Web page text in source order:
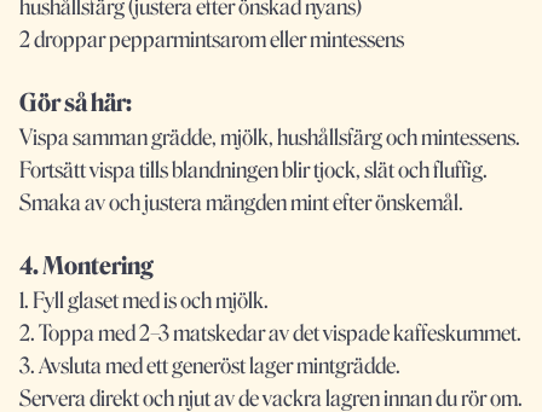
hushållsfärg (justera efter önskad nyans)
2 droppar pepparmintsarom eller mintessens
Gör så här:
Vispa samman grädde, mjölk, hushållsfärg och mintessens.
Fortsätt vispa tills blandningen blir tjock, slät och fluffig.
Smaka av och justera mängden mint efter önskemål.
4. Montering
1. Fyll glaset med is och mjölk.
2. Toppa med 2–3 matskedar av det vispade kaffeskummet.
3. Avsluta med ett generöst lager mintgrädde.
Servera direkt och njut av de vackra lagren innan du rör om.